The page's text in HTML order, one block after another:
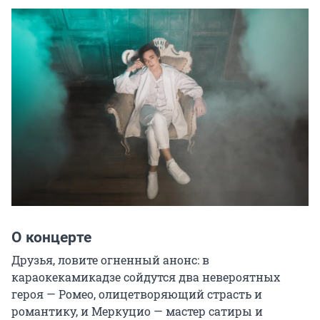
О концерте
Друзья, ловите огненный анонс: в
караокекамикадзе сойдутся два невероятных
героя — Ромео, олицетворяющий страсть и
романтику, и Меркуцио — мастер сатиры и